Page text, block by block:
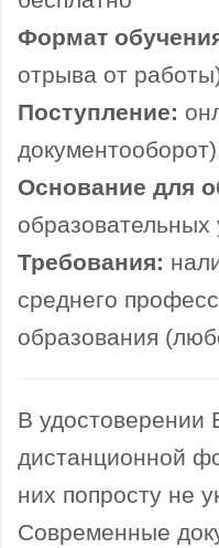
Формат
отрыва от
Поступление:
Основание для
образовательных
Требования:
среднего
образования
В удостоверении
дистанционной
них попросту не
Современные